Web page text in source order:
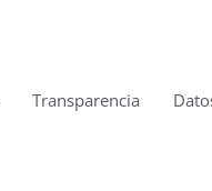
Transparencia